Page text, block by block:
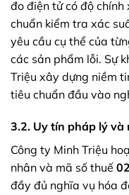
đo điện tử có độ
chuẩn kiểm tra xác
yêu cầu cụ thể của
các sản phẩm lỗi. Sự
Triệu xây dựng niềm
tiêu chuẩn đầu vào
3.2. Uy tín pháp lý
Công ty Minh Triệu
nhân và mã số thuế
đầy đủ nghĩa vụ hóa